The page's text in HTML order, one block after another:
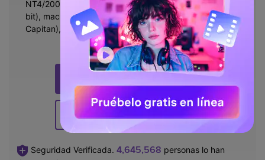
NT4/2000/2003/XP/Vista/7/8, y Windows 10 (32 bit & 64
bit), mac OS 10.15 (Catalina), 10.14, 10.13, 10.12, 10.11(El
Capitan), 10.10, 10.9, 10.8, 10.7, 10.6
DESCARGA GRATUITA
Seguridad Verificada. 4,645,568 personas lo han